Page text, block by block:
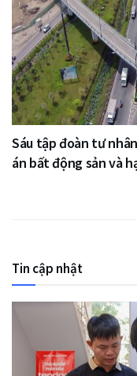
Sáu tập đoàn tư
án bất động sản và
Tin cập nhật